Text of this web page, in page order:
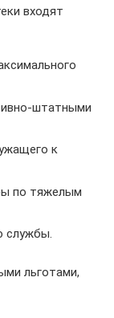
входят
штатными
к
по тяжелым
службы.
льготами,